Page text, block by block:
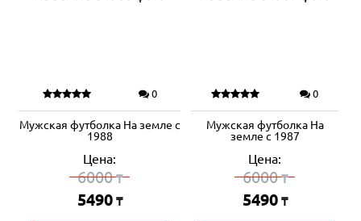
0
Мужская футболка На земле с
1988
Цена:
6000₸
5490 ₸
0
Мужская футболка На
земле с 1987
Цена:
6000₸
5490 ₸